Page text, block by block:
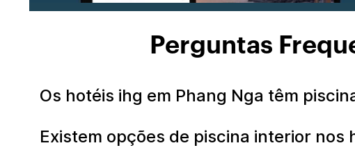
Perguntas
Os hotéis ihg em Phang Nga têm
Existem opções de piscina interior nos